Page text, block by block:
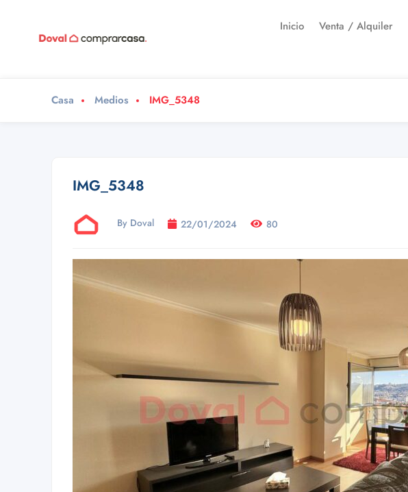
Inicio Venta / Alquiler
Casa Medios IMG_5348
IMG_5348
By Doval 22/01/2024 80